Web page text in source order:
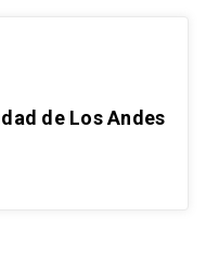
de Los Andes